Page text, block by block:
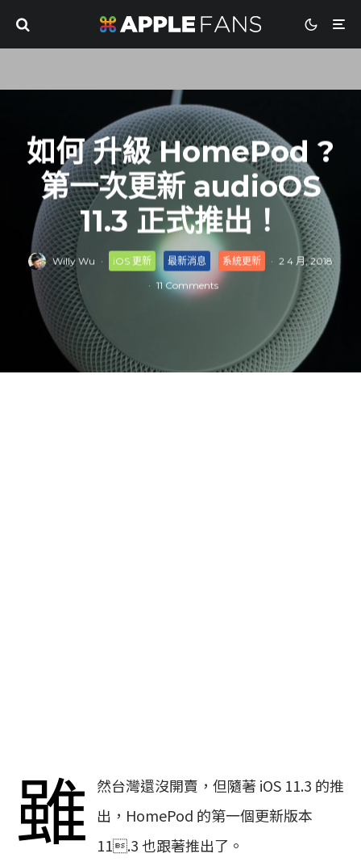
如何 升級 HomePod ?
第一次更新 audioOS
11.3 正式推出！
Willy Wu · iOS 更新 最新消息 系統更新 · 2 4 月, 2018
· 11 Comments
雖 然台灣還沒開賣，但隨著 iOS 11.3 的推
出，HomePod 的第一個更新版本
11.3 也跟著推出了。